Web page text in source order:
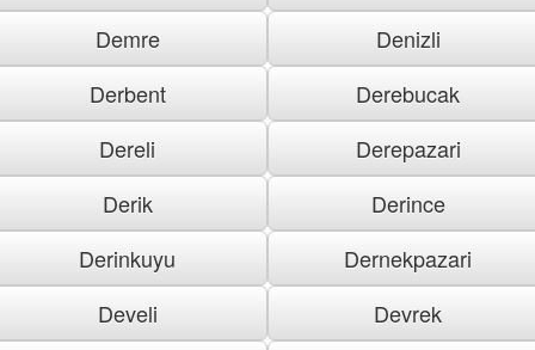
Demre
Denizli
Derbent
Derebucak
Dereli
Derepazari
Derik
Derince
Derinkuyu
Dernekpazari
Develi
Devrek